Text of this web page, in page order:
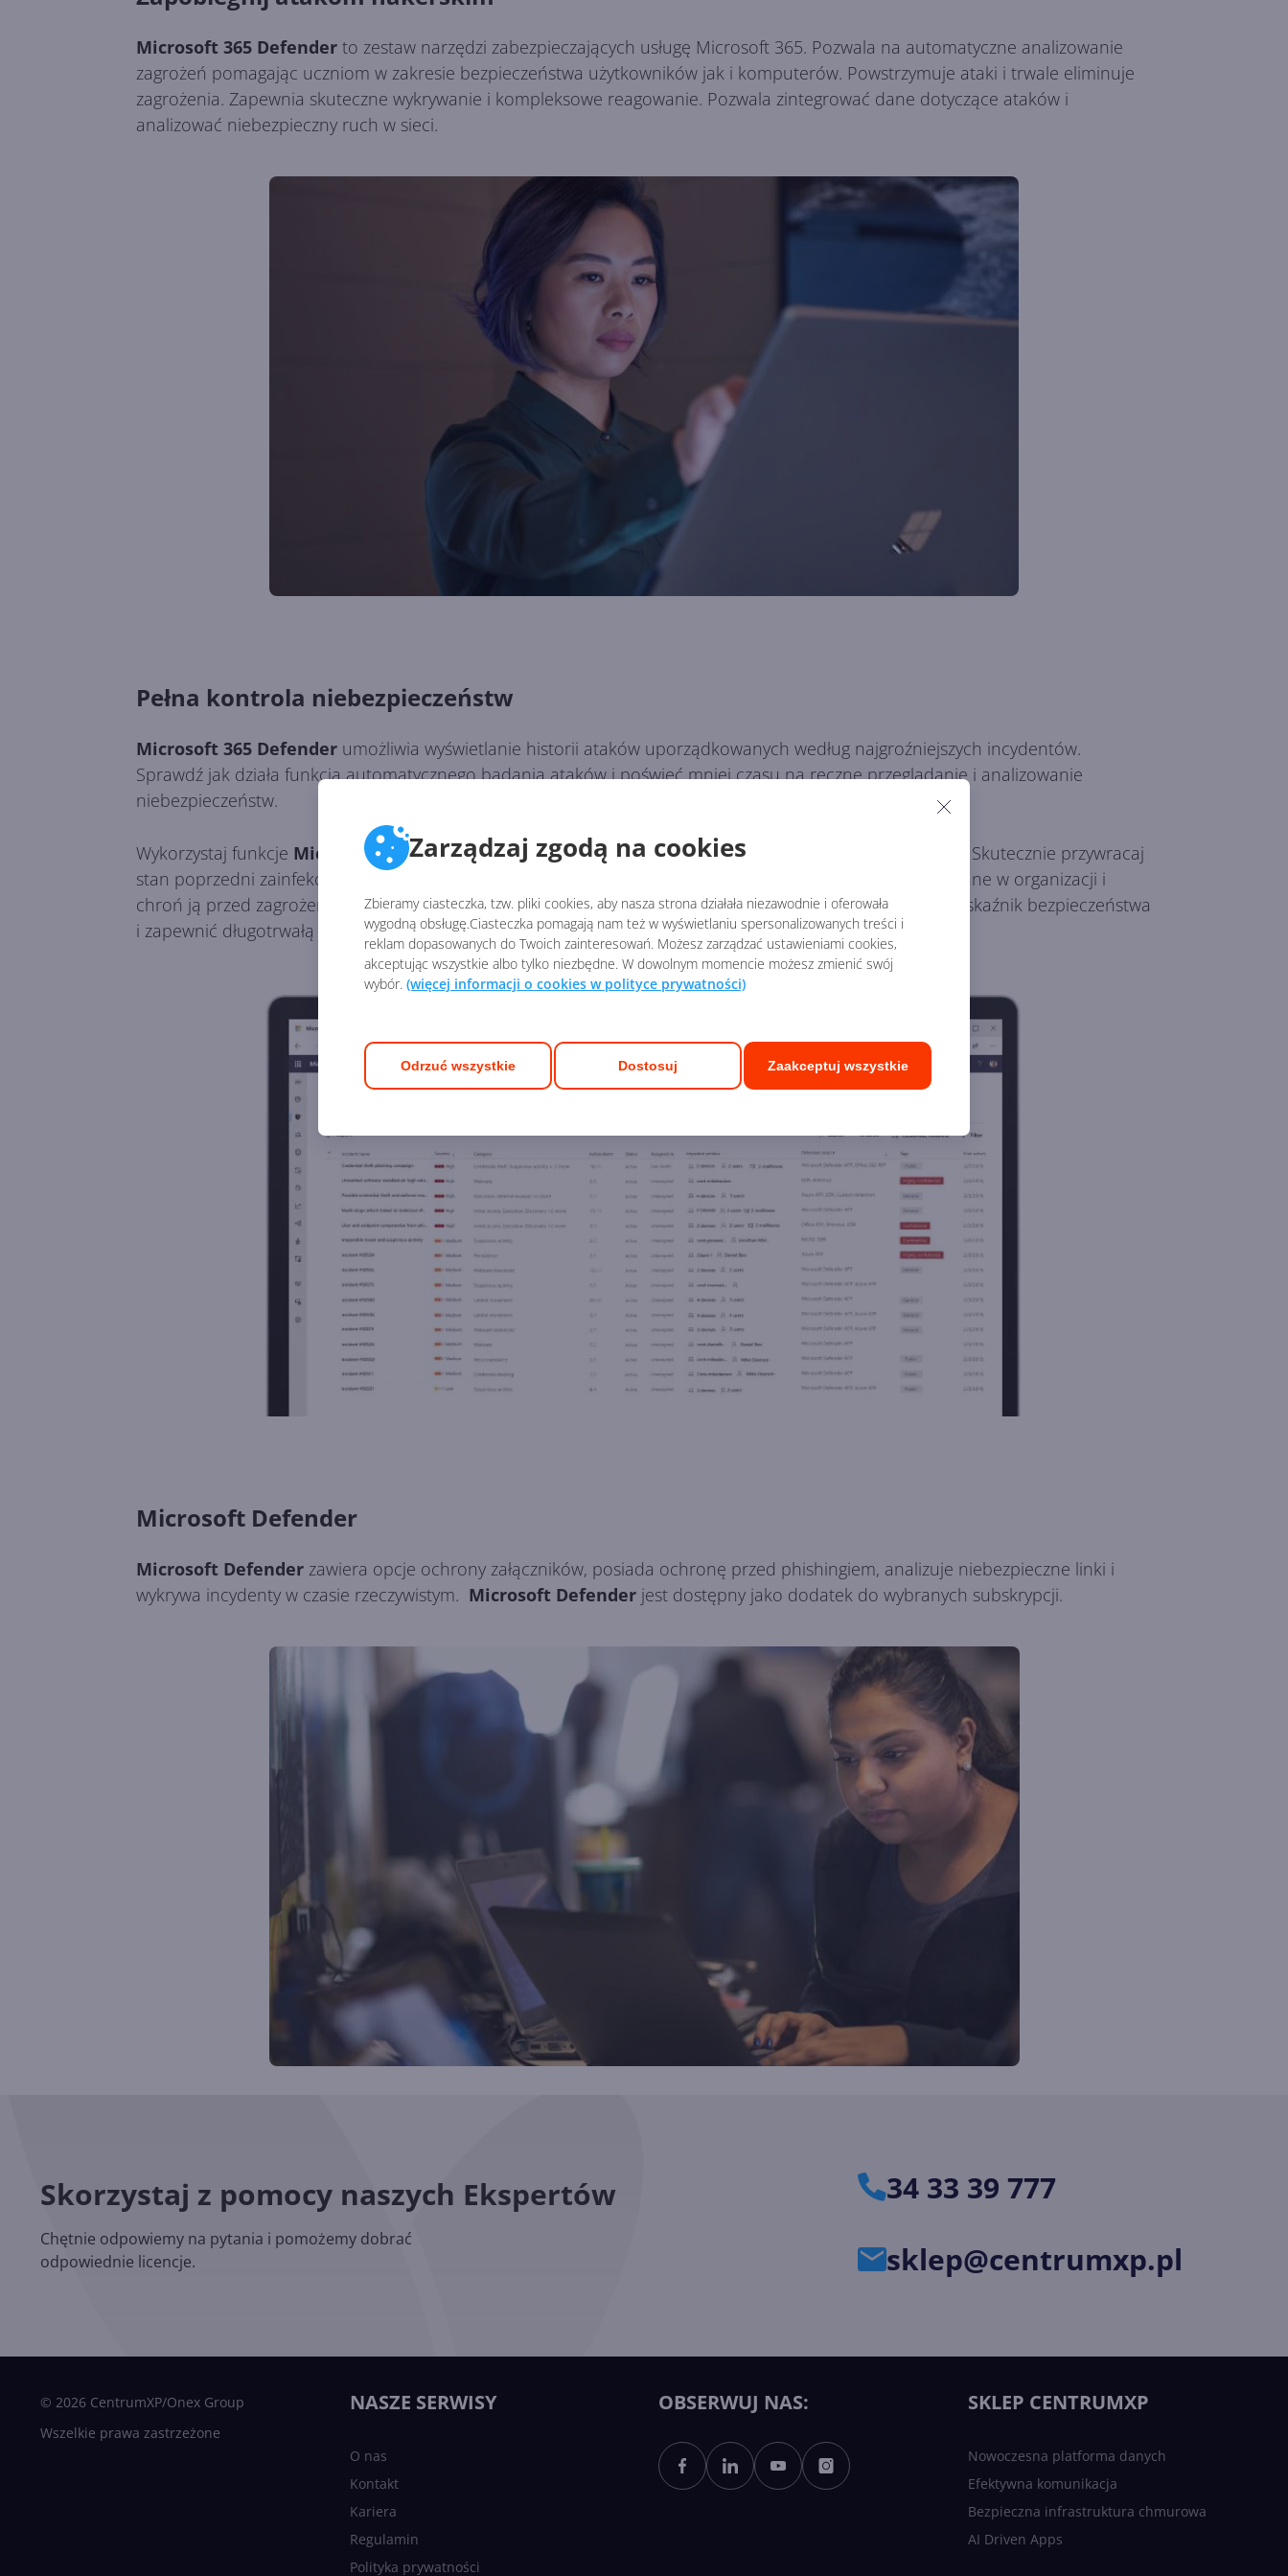
Zarządzaj zgodą na cookies
Zbieramy ciasteczka, tzw. pliki cookies, aby nasza strona działała niezawodnie i oferowała
wygodną obsługę.Ciasteczka pomagają nam też w wyświetlaniu spersonalizowanych treści i
reklam dopasowanych do Twoich zainteresowań. Możesz zarządzać ustawieniami cookies,
akceptując wszystkie albo tylko niezbędne. W dowolnym momencie możesz zmienić swój
wybór. (więcej informacji o cookies w polityce prywatności)
Odrzuć wszystkie Dostosuj Zaakceptuj wszystkie
Microsoft 365 Defender to zestaw narzędzi zabezpieczających usługę Microsoft 365. Pozwala na automatyczne analizowanie
zagrożeń pomagając uczniom w zakresie bezpieczeństwa użytkowników jak i komputerów. Powstrzymuje ataki i trwale eliminuje
zagrożenia. Zapewnia skuteczne wykrywanie i kompleksowe reagowanie. Pozwala zintegrować dane dotyczące ataków i
analizować niebezpieczny ruch w sieci.
Pełna kontrola niebezpieczeństw
Microsoft 365 Defender umożliwia wyświetlanie historii ataków uporządkowanych według najgroźniejszych incydentów.
Sprawdź jak działa funkcja automatycznego badania ataków i poświęć mniej czasu na ręczne przeglądanie i analizowanie
niebezpieczeństw.
Wykorzystaj funkcje Microsoft 365 Defenderi skutecznie reaguj na różnego rodzaju niepokojące sygnały. Skutecznie przywracaj
stan poprzedni zainfekowanych zasobów i przeciwdziałaj nowym niebezpieczeństwom. Skanuj wszystkie dane w organizacji i
chroń ją przed zagrożeniami zewnętrznymi oraz wewnętrznymi. Skonfiguruj narzędzia tak, aby zwiększyć wskaźnik bezpieczeństwa
i zapewnić długotrwałą oraz kompleksową ochronę.
Microsoft Defender
Microsoft Defender zawiera opcje ochrony załączników, posiada ochronę przed phishingiem, analizuje niebezpieczne linki i
wykrywa incydenty w czasie rzeczywistym. Microsoft Defender jest dostępny jako dodatek do wybranych subskrypcji.
Skorzystaj z pomocy naszych Ekspertów
Chętnie odpowiemy na pytania i pomożemy dobrać
odpowiednie licencje.
34 33 39 777
sklep@centrumxp.pl
© 2026 CentrumXP/Onex Group
Wszelkie prawa zastrzeżone
NASZE SERWISY
O nas
Kontakt
Kariera
Regulamin
Polityka prywatności
OBSERWUJ NAS: SKLEP CENTRUMXP
Nowoczesna platforma danych
Efektywna komunikacja
Bezpieczna infrastruktura chmurowa
AI Driven Apps